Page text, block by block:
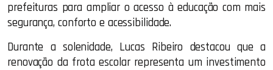
prefeituras para ampliar o acesso à educação com mais
segurança, conforto e acessibilidade.
Durante a solenidade, Lucas Ribeiro destacou que a
renovação da frota escolar representa um investimento